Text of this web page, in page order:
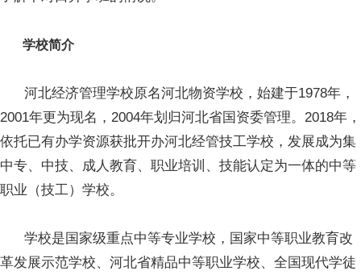
学校简介
河北经济管理学校原名河北物资学校，始建于1978年，
2001年更为现名，2004年划归河北省国资委管理。2018年，
依托已有办学资源获批开办河北经管技工学校，发展成为集
中专、中技、成人教育、职业培训、技能认定为一体的中等
职业（技工）学校。
学校是国家级重点中等专业学校，国家中等职业教育改
革发展示范学校、河北省精品中等职业学校、全国现代学徒